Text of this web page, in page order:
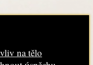
na tělo